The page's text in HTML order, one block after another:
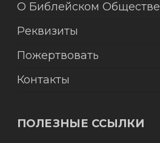
О Библейском Обществе
Реквизиты
Пожертвовать
Контакты
ПОЛЕЗНЫЕ ССЫЛКИ